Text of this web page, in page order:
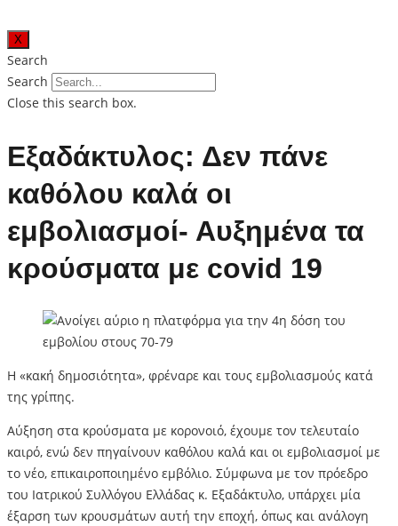
X
Search
Search
Close this search box.
Εξαδάκτυλος: Δεν πάνε
καθόλου καλά οι
εμβολιασμοί- Αυξημένα τα
κρούσματα με covid 19
Η «κακή δημοσιότητα», φρέναρε και τους εμβολιασμούς κατά
της γρίπης.
Αύξηση στα κρούσματα με κορονοιό, έχουμε τον τελευταίο
καιρό, ενώ δεν πηγαίνουν καθόλου καλά και οι εμβολιασμοί με
το νέο, επικαιροποιημένο εμβόλιο. Σύμφωνα με τον πρόεδρο
του Ιατρικού Συλλόγου Ελλάδας κ. Εξαδάκτυλο, υπάρχει μία
έξαρση των κρουσμάτων αυτή την εποχή, όπως και ανάλογη